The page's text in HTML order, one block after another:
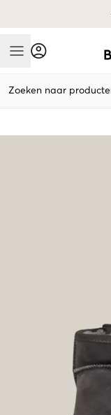
Mobile Menu
Zoeken naar